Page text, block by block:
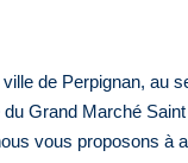
de Perpignan, au
Grand Marché
vous proposons à